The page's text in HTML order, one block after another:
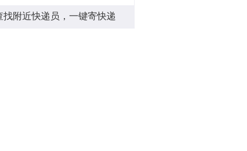
找附近快递员，一键寄快递